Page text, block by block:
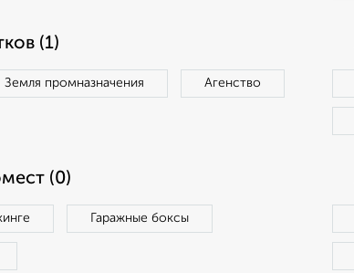
(1)
Земля промназначения Агенство
(0)
Гаражные боксы